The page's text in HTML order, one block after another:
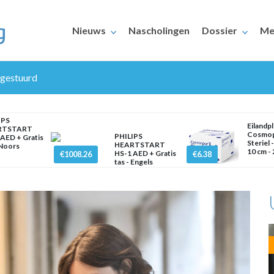
Nieuws Nascholingen Dossier
+ Gratis
€1008.26
PHILIPS
HEARTSTART
HS-1 AED + Gratis
tas - Engels
€6.38
Steriel
10 cm -